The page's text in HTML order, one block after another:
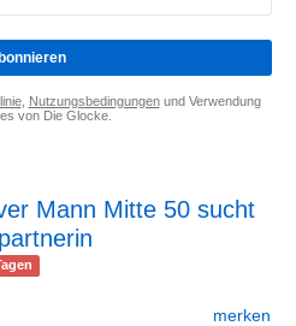
, Nutzungsbedingungenund Verwendung
von Die Glocke.
Mann Mitte 50 sucht
merken